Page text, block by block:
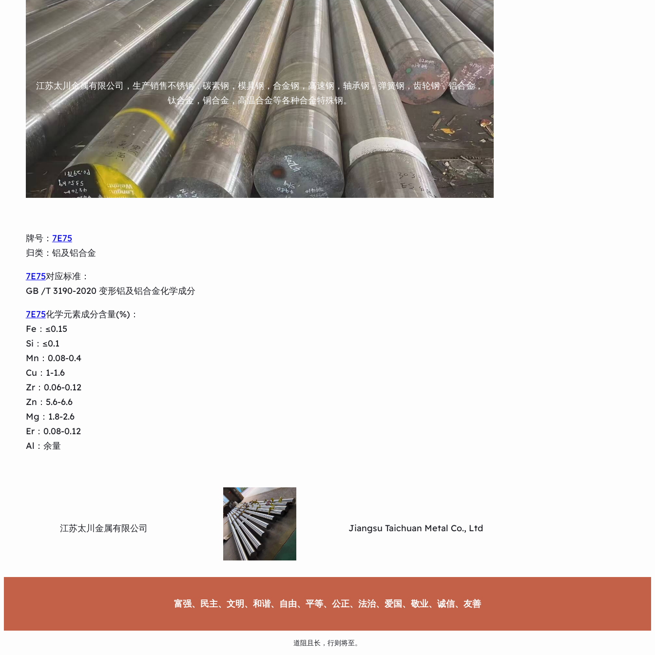
江苏太川金属有限公司，生产销售不锈钢，碳素钢，模具钢，合金钢，高速钢，轴承钢，弹簧钢，齿轮钢，铝合金，
钛合金，铜合金，高温合金等各种合金特殊钢。
牌号： 7E75
归类：铝及铝合金
7E75对应标准：
GB /T 3190-2020 变形铝及铝合金化学成分
7E75化学元素成分含量(%)：
Fe：≤0.15
Si：≤0.1
Mn：0.08-0.4
Cu：1-1.6
Zr：0.06-0.12
Zn：5.6-6.6
Mg：1.8-2.6
Er：0.08-0.12
Al：余量
江苏太川金属有限公司 Jiangsu Taichuan Metal Co., Ltd
富强、民主、文明、和谐、自由、平等、公正、法治、爱国、敬业、诚信、友善
道阻且长，行则将至。